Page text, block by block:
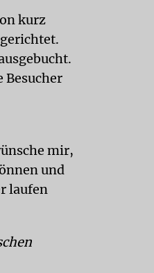
kurz
Besucher
mir,
und
laufen